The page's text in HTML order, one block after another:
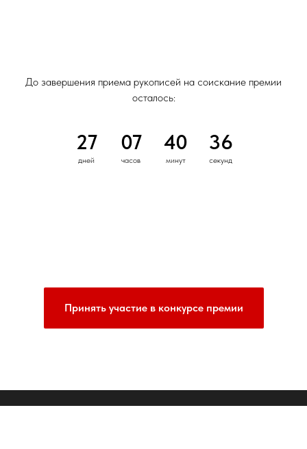
До завершения приема рукописей на соискание премии
осталось:
27
дней
07
часов
40
минут
34
секунд
Принять участие в конкурсе премии